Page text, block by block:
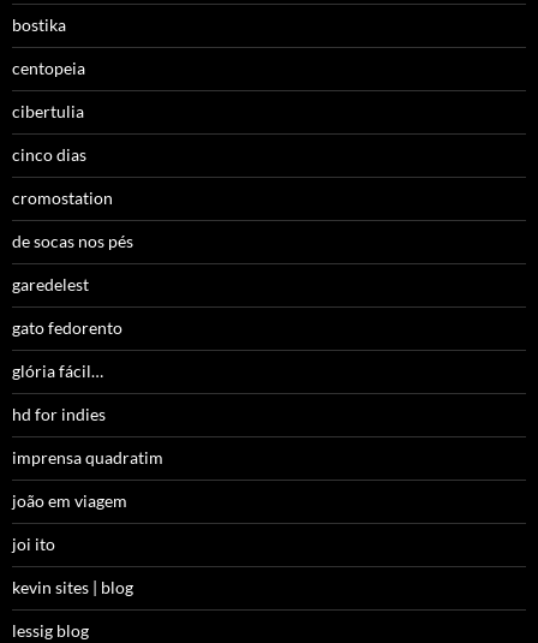
bostika
centopeia
cibertulia
cinco dias
cromostation
de socas nos pés
garedelest
gato fedorento
glória fácil…
hd for indies
imprensa quadratim
joão em viagem
joi ito
kevin sites | blog
lessig blog